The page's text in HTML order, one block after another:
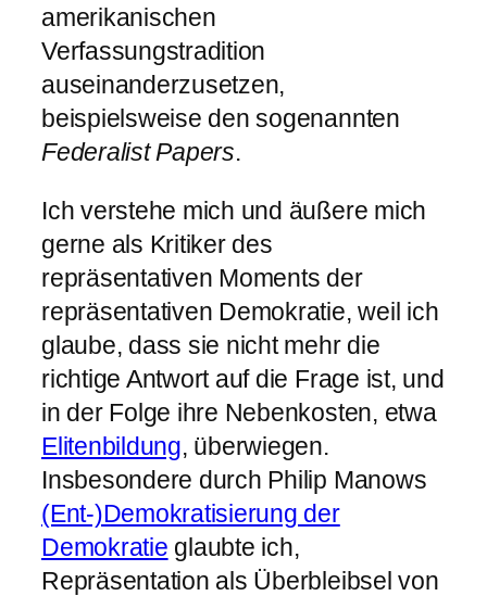
amerikanischen
Verfassungstradition
auseinanderzusetzen,
beispielsweise den sogenannten
Federalist Papers.
Ich verstehe mich und äußere mich
gerne als Kritiker des
repräsentativen Moments der
repräsentativen Demokratie, weil ich
glaube, dass sie nicht mehr die
richtige Antwort auf die Frage ist, und
in der Folge ihre Nebenkosten, etwa
Elitenbildung, überwiegen.
Insbesondere durch Philip Manows
(Ent-)Demokratisierung der
Demokratie glaubte ich,
Repräsentation als Überbleibsel von